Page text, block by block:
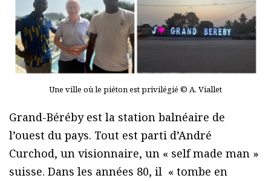
Une ville où le piéton est privilégié © A. Viallet
Grand-Béréby est la station balnéaire de
l’ouest du pays. Tout est parti d’André
Curchod, un visionnaire, un « self made man »
suisse. Dans les années 80, il « tombe en